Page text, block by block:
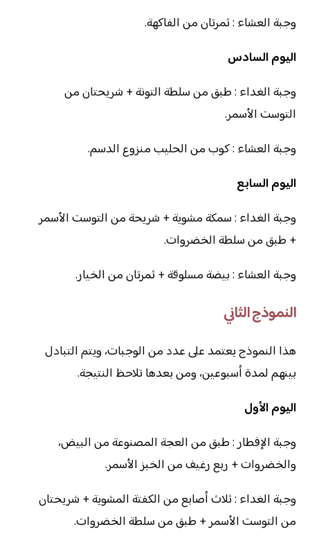
وجبة العشاء : ثمرتان من الفاكهة.
اليوم السادس
وجبة الغداء : طبق من سلطة التونة + شريحتان من
التوست الأسمر.
وجبة العشاء : كوب من الحليب منزوع الدسم.
اليوم السابع
وجبة الغداء : سمكة مشوية + شريحة من التوست الأسمر
+ طبق من سلطة الخضروات.
وجبة العشاء : بيضة مسلوقة + ثمرتان من الخيار.
النموذج الثاني
هذا النموذج يعتمد على عدد من الوجبات، ويتم التبادل
بينهم لمدة أسبوعين، ومن بعدها تلاحظ النتيجة.
اليوم الأول
وجبة الإفطار : طبق من العجة المصنوعة من البيض،
والخضروات + ربع رغيف من الخبز الأسمر.
وجبة الغداء : ثلاث أصابع من الكفتة المشوية + شريحتان
من التوست الأسمر + طبق من سلطة الخضروات.